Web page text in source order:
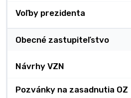
Voľby prezidenta
Obecné zastupiteľstvo
Návrhy VZN
Pozvánky na zasadnutia OZ